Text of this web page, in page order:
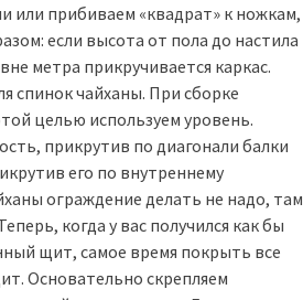
или прибиваем «квадрат» к ножкам,
если высота от пола до настила
метра прикручивается каркас.
спинок чайханы. При сборке
целью используем уровень.
прикрутив по диагонали балки
его по внутреннему
ограждение делать не надо, там
когда у вас получился как бы
щит, самое время покрыть все
Основательно скрепляем